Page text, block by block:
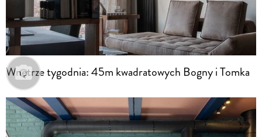
Wnętrze tygodnia: 45m kwadratowych Bogny i Tomka